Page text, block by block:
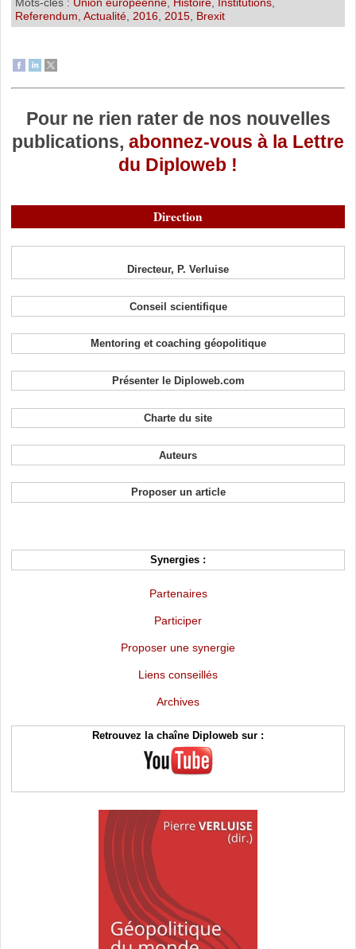
Referendum Actualité, 2016 2015, Brexit
Pour ne rien rater de nos nouvelles
publications, abonnez-vous à la Lettre
du Diploweb !
Direction
Directeur, P. Verluise
Conseil scientifique
Mentoring et coaching géopolitique
Présenter le Diploweb.com
Charte du site
Auteurs
Proposer un article
Synergies :
Partenaires
Participer
Proposer une synergie
Liens conseillés
Archives
Retrouvez la chaîne Diploweb sur :